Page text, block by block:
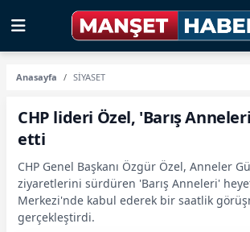
Anasayfa SİYASET
CHP lideri Özel, 'Barış
etti
CHP Genel Başkanı Özgür Özel, Anneler
ziyaretlerini sürdüren 'Barış Anneleri'
Merkezi'nde kabul ederek bir saatlik
gerçekleştirdi.